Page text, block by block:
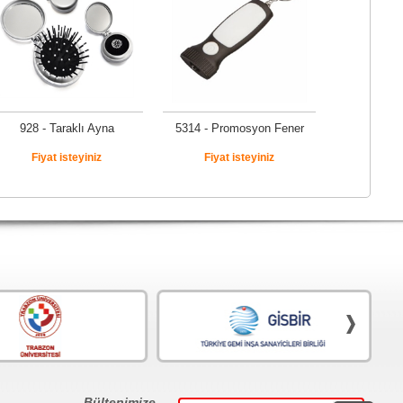
928 - Taraklı Ayna
Fiyat isteyiniz
5314 - Promosyon Fener
Fiyat isteyiniz